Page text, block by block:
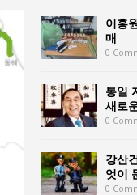
이홍
매
0
통일
새로
0
강산
엇이
0